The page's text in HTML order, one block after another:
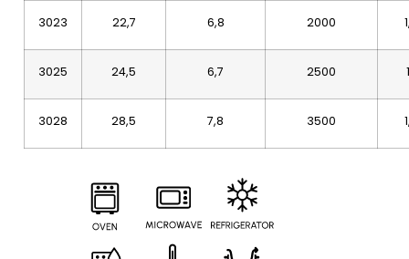
3023 22,7 6,8 2000
3025 24,5 6,7 2500
3028 28,5 7,8 3500